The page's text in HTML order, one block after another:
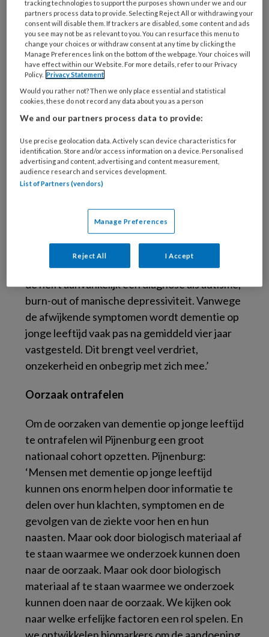
Verschillende gezichten
Bij dementie op jonge leeftijd gaat het – naast
de ziekte van Alzheimer – ook om
frontotemporale dementie en een aantal meer
zeldzame ziektes, zoals corticobasale
degeneratie of semantische dementie. De
symptomen zijn meestal anders dan de
bekende vergeetachtigheid en minder
uitgebreid dan bij dementie op oudere leeftijd,
maar betreffen vaak specifieke functies zoals
de patiënten kan zich niet meer inleven in
anderen zonder dat zelf in de gaten te hebben.
Dit wordt vaak aangezien voor een
psychiatrisch probleem. Pijnenburg: ‘Zo krijgt
de helft aanvankelijk een diagnose als autisme,
burn-out of manische depressiviteit. Vanwege
de afwijkende symptomen wordt dementie op
jonge leeftijd vaak pas na gemiddeld vier jaar
vastgesteld. Dit brengt veel verdriet,
onzekerheid en onbegrip met zich mee.’
Oorzaak ontrafelen
Om de oorzaken van dementie op jonge leeftijd
te ontrafelen wil Pijnenburg een groot
nationaal cohort opzetten. Pijnenburg:
‘Mensen met dementie op jonge leeftijd
kunnen ons enorm helpen door informatie te
delen over hun klachten, symptomen en de
gevolgen van de ziekte voor hen en hun
naasten. Maar ook door biologisch materiaal af
te staan waarmee we onderzoek kunnen doen
naar de oorzaak. Maar ook door biologisch
materiaal af te staan waarmee we onderzoek
kunnen doen naar de oorzaak. We kijken ook
naar welke erfelijke factoren een rol spelen. En
tracking technologies to support the purposes shown under we and our
partners process data to provide. Selecting Reject All or withdrawing your
consent will disable them. If trackers are disabled, some content and ads
you see may not be as relevant to you. You can resurface this menu to
change your choices or withdraw consent at any time by clicking the
Manage Preferences link on the bottom of the webpage. Your choices will
have effect within our Website. For more details, refer to our Privacy
Policy. Privacy Statement
Would you rather not? Then we only place essential and statistical
cookies, these do not record any data about you as a person
We and our partners process data to provide:
Use precise geolocation data. Actively scan device characteristics for
identification. Store and/or access information on a device. Personalised
advertising and content, advertising and content measurement,
audience research and services development.
List of Partners (vendors)
Manage Preferences
Reject All I Accept